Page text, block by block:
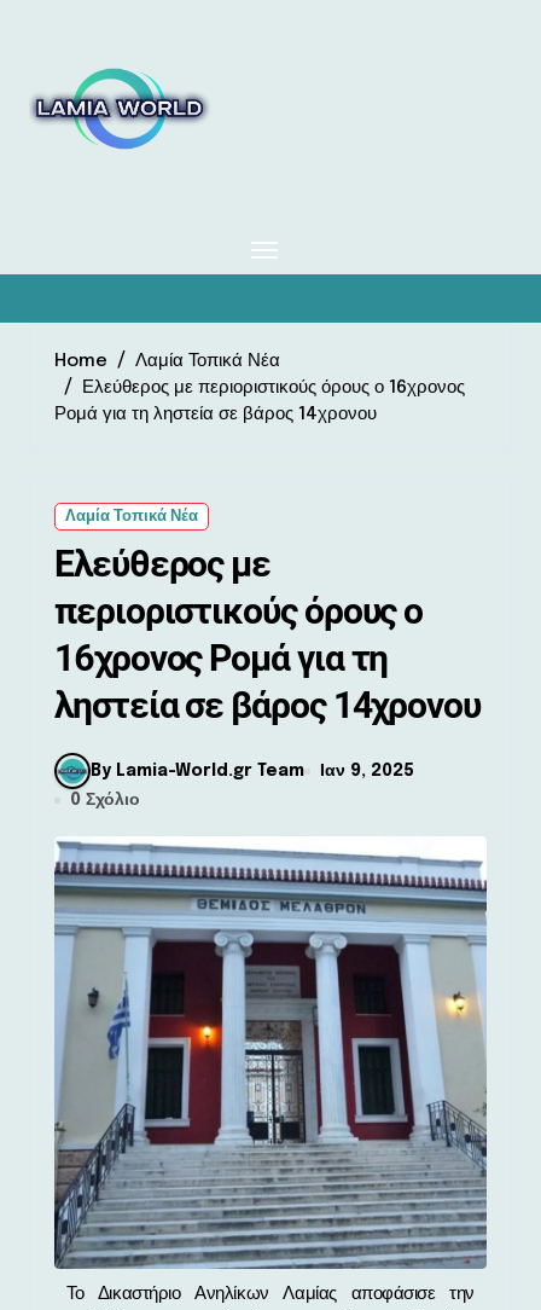
Home
Λαμία Τοπικά Νέα
Ελεύθερος με περιοριστικούς όρους ο 16χρονος
Ρομά για τη ληστεία σε βάρος 14χρονου
Λαμία Τοπικά Νέα
Ελεύθερος με
περιοριστικούς όρους ο
16χρονος Ρομά για τη
ληστεία σε βάρος 14χρονου
By Lamia-World.gr Team
Ιαν 9, 2025
0 Σχόλιο
Το Δικαστήριο Ανηλίκων Λαμίας αποφάσισε την